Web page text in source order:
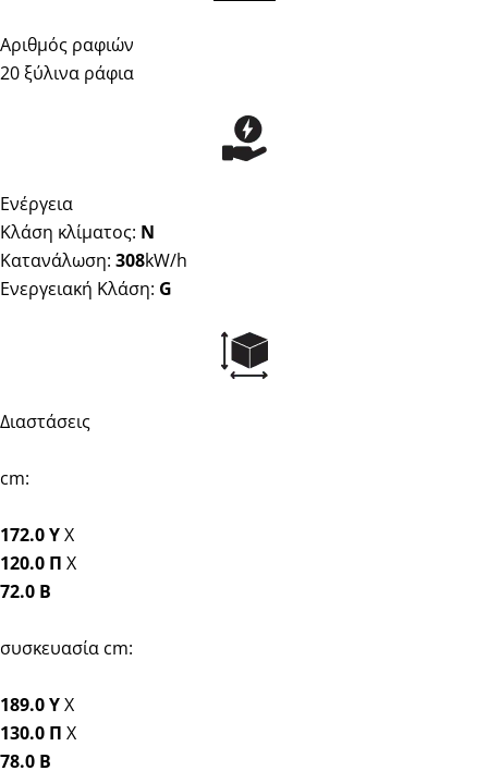
Αριθμός ραφιών
20 ξύλινα ράφια
Ενέργεια
Κλάση κλίματος: N
Κατανάλωση: 308kW/h
Ενεργειακή Κλάση: G
Διαστάσεις
cm:
172.0 YΧ
120.0 Π Χ
72.0 Β
συσκευασία cm:
189.0 YΧ
130.0 Π Χ
78.0 Β